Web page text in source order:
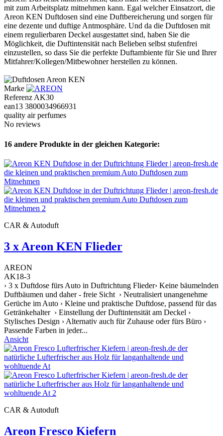
mit zum Arbeitsplatz mitnehmen kann. Egal welcher Einsatzort, die
Areon KEN Duftdosen sind eine Duftbereicherung und sorgen für
eine dezente und duftige Antmosphäre. Und da die Duftdosen mit
einem regulierbaren Deckel ausgestattet sind, haben Sie die
Möglichkeit, die Duftintensität nach Belieben selbst stufenfrei
einzustellen, so dass Sie die perfekte Duftambiente für Sie und Ihrer
Mitfahrer/Kollegen/Mitbewohner herstellen zu können.
Marke
ReferenzAK30
ean13 3800034966931
quality air perfumes
No reviews
16 andere Produkte in der gleichen Kategorie:
CAR & Autoduft
3 x Areon KEN Flieder
AREON
AK18-3
› 3 x Duftdose fürs Auto in Duftrichtung Flieder› Keine bäumelnden
Duftbäumen und daher - freie Sicht › Neutralisiert unangenehme
Gerüche im Auto › Kleine und praktische Duftdose, passend für das
Getränkehalter › Einstellung der Duftintensität am Deckel ›
Stylisches Design › Alternativ auch für Zuhause oder fürs Büro ›
Passende Farben in jeder...
Ansicht
CAR & Autoduft
Areon Fresco Kiefern